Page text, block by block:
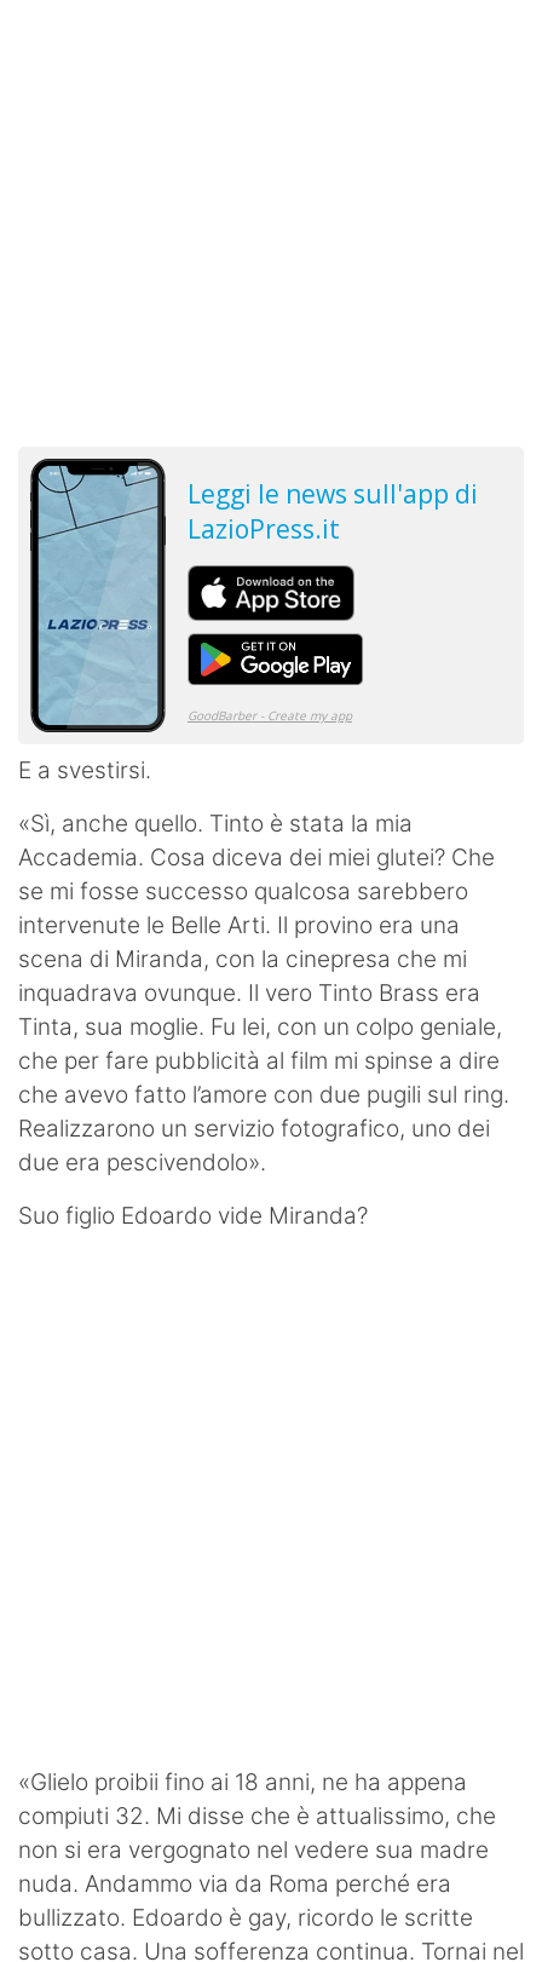
E a svestirsi.
«Sì, anche quello. Tinto è stata la mia
Accademia. Cosa diceva dei miei glutei? Che
se mi fosse successo qualcosa sarebbero
intervenute le Belle Arti. Il provino era una
scena di Miranda, con la cinepresa che mi
inquadrava ovunque. Il vero Tinto Brass era
Tinta, sua moglie. Fu lei, con un colpo geniale,
che per fare pubblicità al film mi spinse a dire
che avevo fatto l’amore con due pugili sul ring.
Realizzarono un servizio fotografico, uno dei
due era pescivendolo».
Suo figlio Edoardo vide Miranda?
«Glielo proibii fino ai 18 anni, ne ha appena
compiuti 32. Mi disse che è attualissimo, che
non si era vergognato nel vedere sua madre
nuda. Andammo via da Roma perché era
bullizzato. Edoardo è gay, ricordo le scritte
sotto casa. Una sofferenza continua. Tornai nel